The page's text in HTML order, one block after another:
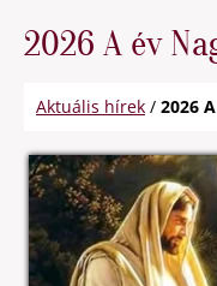
2026 A év
Aktuális hírek / 2026